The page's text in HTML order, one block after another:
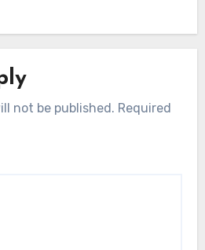
not be published. Required